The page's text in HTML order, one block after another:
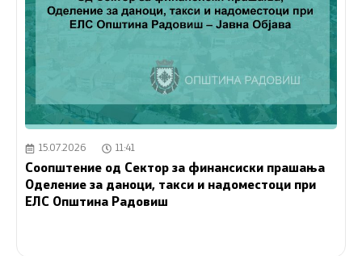
15.07.2026 11:41
Соопштение од Сектор за финансиски прашања
Оделение за даноци, такси и надоместоци при
ЕЛС Општина Радовиш